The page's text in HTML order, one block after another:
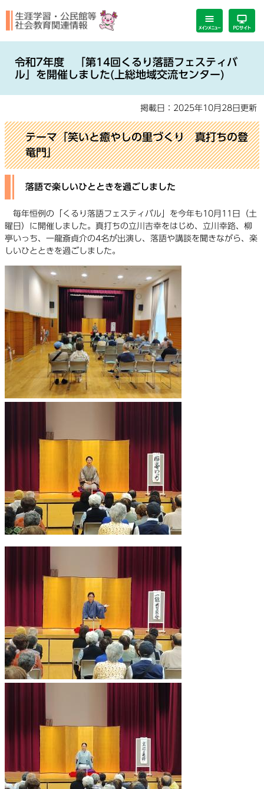
ジ
す。
ュ
し
本
文
へ
令和7年度 「第14回くるり落語フェスティバ
ル」を開催しました(上総地域交流センター)
掲載日：2025年10月28日更新
テーマ「笑いと癒やしの里づくり 真打ちの登
竜門」
落語で楽しいひとときを過ごしました
毎年恒例の「くるり落語フェスティバル」を今年も10月11日（土
曜日）に開催しました。真打ちの立川吉幸をはじめ、立川幸路、柳
亭いっち、一龍斎貞介の4名が出演し、落語や講談を聞きながら、楽
しいひとときを過ごしました。